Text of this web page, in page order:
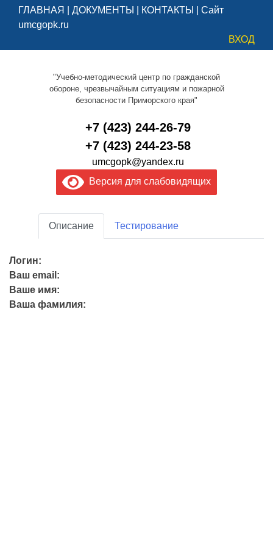
ГЛАВНАЯ ДОКУМЕНТЫ КОНТАКТЫ
Сайт
umcgopk.ru
ВХОД
"Учебно-методический центр по гражданской
обороне, чрезвычайным ситуациям и пожарной
безопасности Приморского края"
+7 (423) 244-26-79
+7 (423) 244-23-58
umcgopk@yandex.ru
Версия для слабовидящих
Описание Тестирование
Логин:
Ваш email:
Ваше имя:
Ваша фамилия: